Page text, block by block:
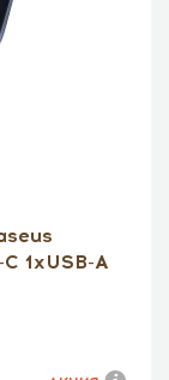
1xUSB-A